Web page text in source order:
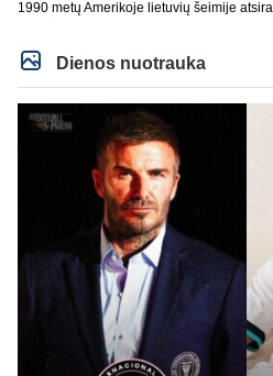
1990 metų Amerikoje lietuvių šeimije
kovoje, dar ir antrame aukšte neblogai
dažniausiai teisingus sprendimus, ir dar
net tokie talentai ’uždera’ gal kartą per
aukštesnio lygio žaidėjų rimtos rinktinės
Dienos nuotrauka